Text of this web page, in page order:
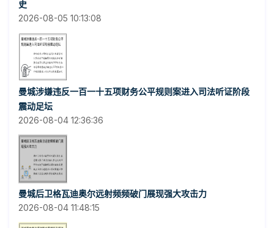
史
2026-08-05 10:13:08
曼城涉嫌违反一百一十五项财务公平规则案进入司法听证阶段
震动足坛
2026-08-04 12:36:36
曼城后卫格瓦迪奥尔远射频频破门展现强大攻击力
2026-08-04 11:48:15